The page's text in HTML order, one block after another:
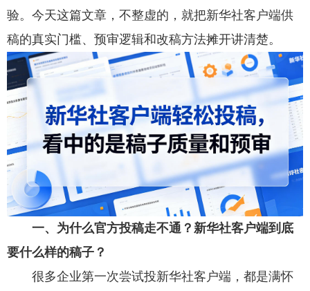
验。今天这篇文章，不整虚的，就把新华社客户端供
稿的真实门槛、预审逻辑和改稿方法摊开讲清楚。
一、为什么官方投稿走不通？新华社客户端到底
要什么样的稿子？
很多企业第一次尝试投新华社客户端，都是满怀